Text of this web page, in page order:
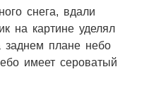
снега, вдали
на картине уделял
заднем плане небо
имеет сероватый